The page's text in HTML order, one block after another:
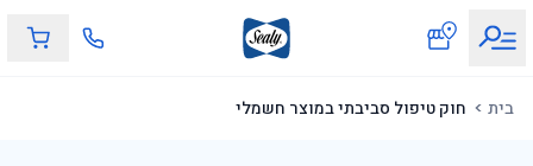
בית חוק טיפול סביבתי במוצר חשמלי